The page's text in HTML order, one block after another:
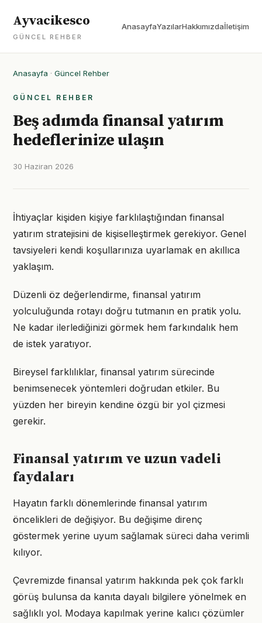
Ayvacikesco
GÜNCEL REHBER
AnasayfaYazılarHakkımızdaİletişim
Anasayfa · Güncel Rehber
GÜNCEL REHBER
Beş adımda finansal yatırım
hedeflerinize ulaşın
30 Haziran 2026
İhtiyaçlar kişiden kişiye farklılaştığından finansal
yatırım stratejisini de kişiselleştirmek gerekiyor. Genel
tavsiyeleri kendi koşullarınıza uyarlamak en akıllıca
yaklaşım.
Düzenli öz değerlendirme, finansal yatırım
yolculuğunda rotayı doğru tutmanın en pratik yolu.
Ne kadar ilerlediğinizi görmek hem farkındalık hem
de istek yaratıyor.
Bireysel farklılıklar, finansal yatırım sürecinde
benimsenecek yöntemleri doğrudan etkiler. Bu
yüzden her bireyin kendine özgü bir yol çizmesi
gerekir.
Finansal yatırım ve uzun vadeli
faydaları
Hayatın farklı dönemlerinde finansal yatırım
öncelikleri de değişiyor. Bu değişime direnç
göstermek yerine uyum sağlamak süreci daha verimli
kılıyor.
Çevremizde finansal yatırım hakkında pek çok farklı
görüş bulunsa da kanıta dayalı bilgilere yönelmek en
sağlıklı yol. Modaya kapılmak yerine kalıcı çözümler